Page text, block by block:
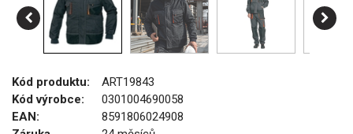
Kód produktu:
ART19843
Kód výrobce:
0301004690058
EAN:
8591806024908